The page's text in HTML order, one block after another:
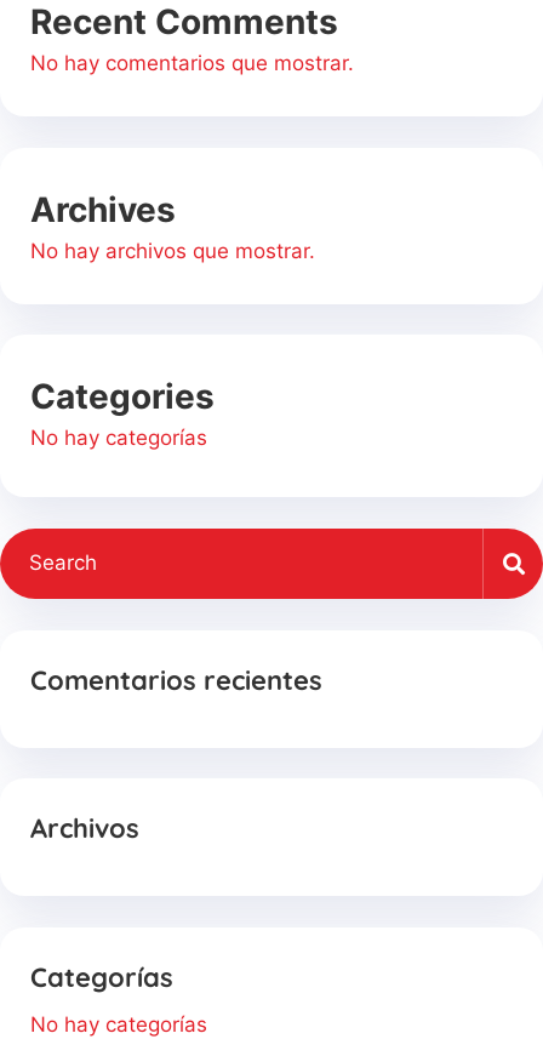
Recent Comments
No hay comentarios que mostrar.
Archives
No hay archivos que mostrar.
Categories
No hay categorías
Comentarios recientes
Archivos
Categorías
No hay categorías